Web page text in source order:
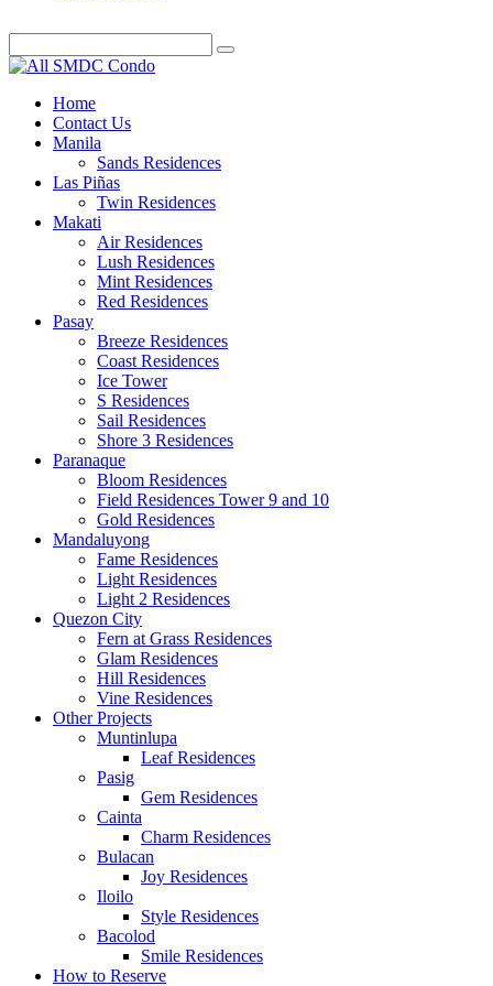
Home
Contact Us
Manila
Sands Residences
Las Piñas
Twin Residences
Makati
Air Residences
Lush Residences
Mint Residences
Red Residences
Pasay
Breeze Residences
Coast Residences
Ice Tower
S Residences
Sail Residences
Shore 3 Residences
Paranaque
Bloom Residences
Field Residences Tower 9 and 10
Gold Residences
Mandaluyong
Fame Residences
Light Residences
Light 2 Residences
Quezon City
Fern at Grass Residences
Glam Residences
Hill Residences
Vine Residences
Other Projects
Muntinlupa
Leaf Residences
Pasig
Gem Residences
Cainta
Charm Residences
Bulacan
Joy Residences
Iloilo
Style Residences
Bacolod
Smile Residences
How to Reserve